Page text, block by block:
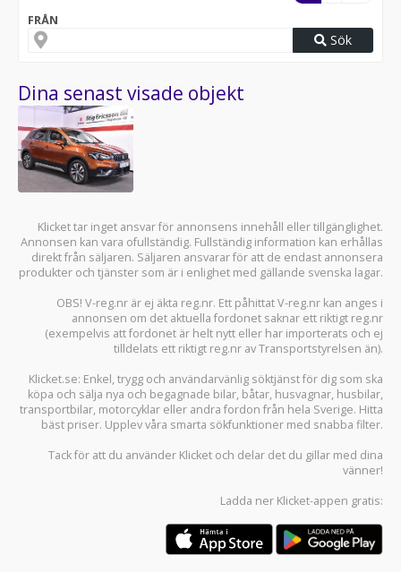
FRÅN
Sök
Dina senast visade objekt
Klicket tar inget ansvar för annonsens innehåll eller tillgänglighet.
Annonsen kan vara ofullständig. Fullständig information kan erhållas
direkt från säljaren. Säljaren ansvarar för att de endast annonsera
produkter och tjänster som är i enlighet med gällande svenska lagar.
OBS! V-reg.nr är ej äkta reg.nr. Ett påhittat V-reg.nr kan anges i
annonsen om det aktuella fordonet saknar ett riktigt reg.nr
(exempelvis att fordonet är helt nytt eller har importerats och ej
tilldelats ett riktigt reg.nr av Transportstyrelsen än).
Klicket.se: Enkel, trygg och användarvänlig söktjänst för dig som ska
köpa och sälja nya och begagnade bilar, båtar, husvagnar, husbilar,
transportbilar, motorcyklar eller andra fordon från hela Sverige. Hitta
bäst priser. Upplev våra smarta sökfunktioner med snabba filter.
Tack för att du använder Klicket och delar det du gillar med dina
vänner!
Ladda ner Klicket-appen gratis: